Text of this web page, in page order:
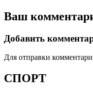
Ваш
Добавить
Для отправки
СПОРТ